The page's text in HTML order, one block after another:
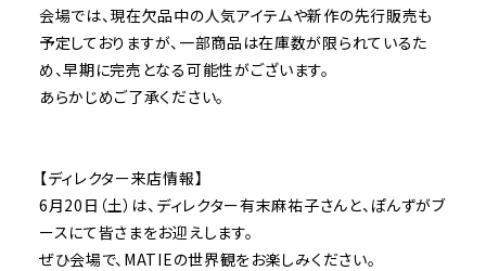
会場では、現在欠品中の人気アイテムや新作の先行販売も
予定しておりますが、一部商品は在庫数が限られているた
め、早期に完売となる可能性がございます。
あらかじめご了承ください。
【ディレクター来店情報】
6月20日（土）は、ディレクター有末麻祐子さんと、ぽんずがブ
ースにて皆さまをお迎えします。
ぜひ会場で、MATIEの世界観をお楽しみください。